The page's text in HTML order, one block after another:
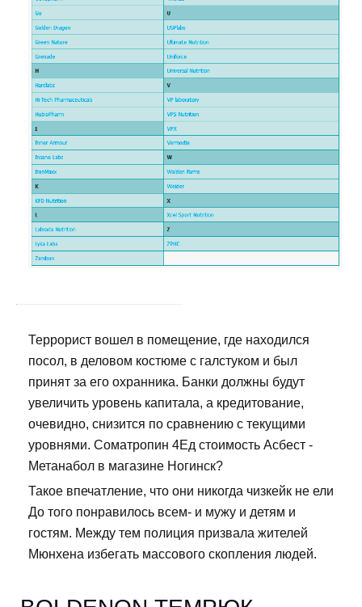
Террорист вошел в помещение, где находился
посол, в деловом костюме с галстуком и был
принят за его охранника. Банки должны будут
увеличить уровень капитала, а кредитование,
очевидно, снизится по сравнению с текущими
уровнями. Cоматропин 4Ед стоимость Асбест -
Метанабол в магазине Ногинск?
Такое впечатление, что они никогда чизкейк не ели
До того понравилось всем- и мужу и детям и
гостям. Между тем полиция призвала жителей
Мюнхена избегать массового скопления людей.